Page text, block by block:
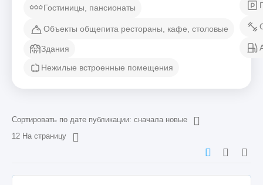
Гостиницы, пансионаты
Объекты общепита рестораны, кафе, столовые
Здания
Нежилые встроенные помещения
Сортировать по дате публикации: сначала новые
12 На страницу